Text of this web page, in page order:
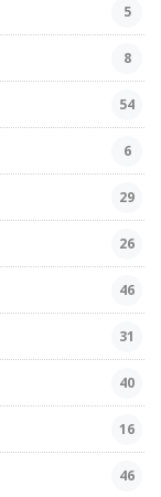
5
8
54
6
29
26
46
31
40
16
46